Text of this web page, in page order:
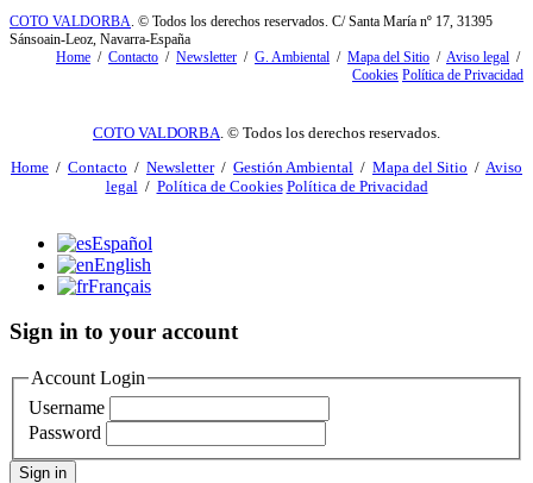
COTO VALDORBA . © Todos los derechos reservados. C/ Santa María nº 17, 31395
Sánsoain-Leoz, Navarra-España
Home / Contacto / Newsletter / G. Ambiental / Mapa del Sitio / Aviso legal /
Cookies Política de Privacidad
COTO VALDORBA . © Todos los derechos reservados.
Home / Contacto / Newsletter/ Gestión Ambiental / Mapa del Sitio / Aviso
legal / Política de Cookies Política de Privacidad
Español
English
Français
Sign in to your account
Account Login
Username
Password
Sign in